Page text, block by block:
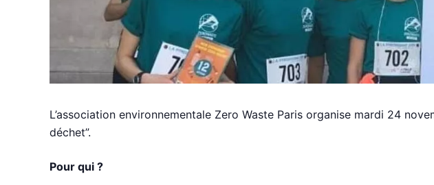
L’association environnementale Zero Waste Paris organise mardi 24
déchet”.
Pour qui ?